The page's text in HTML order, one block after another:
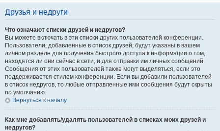
Друзья и недруги
Что означают списки друзей и недругов?
Вы можете включать в эти списки других пользователей конференции.
Пользователи, добавленные в список друзей, будут указаны в вашем
личном разделе для получения быстрого доступа к информации о том,
находятся ли они сейчас в сети, и для отправки им личных сообщений.
Сообщения от этих пользователей также могут выделяться, если это
поддерживается стилем конференции. Если вы добавили пользователей
в список недругов, то любые отправленные ими сообщения будут скрыты
по умолчанию.
Вернуться к началу
Как мне добавлять/удалять пользователей в списках моих друзей и
недругов?